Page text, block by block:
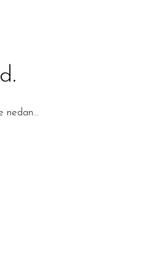
nedan…